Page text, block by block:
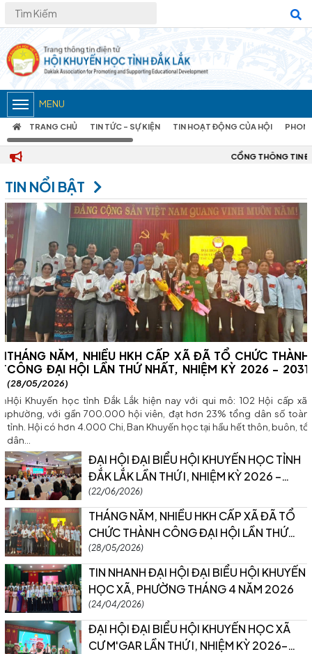
MENU
TRANG CHỦ TIN TỨC – SỰ KIỆN TIN HOẠT ĐỘNG CỦA HỘI
CỔNG THÔNG TIN ĐIỆN TỬ HỘI KHUYẾN HỌC TỈNH
TIN NỔI BẬT
THÁNG NĂM, NHIỀU HKH CẤP XÃ ĐÃ TỔ CHỨC THÀNH
CÔNG ĐẠI HỘI LẦN THỨ NHẤT, NHIỆM KỲ 2026 - 2031
(28/05/2026)
Hội Khuyến học tỉnh Đắk Lắk hiện nay với qui mô: 102 Hội cấp xã,
phường, với gần 700.000 hội viên, đạt hơn 23% tổng dân số toàn
tỉnh. Hội có hơn 4.000 Chi, Ban Khuyến học tại hầu hết thôn, buôn, tổ
dân...
ĐẠI HỘI ĐẠI BIỂU HỘI KHUYẾN HỌC TỈNH
ĐẮK LẮK LẦN THỨ I, NHIỆM KỲ 2026 –
2031 ĐÃ THÀNH CÔNG RẤT TỐT ĐẸP
(22/06/2026)
THÁNG NĂM, NHIỀU HKH CẤP XÃ ĐÃ TỔ
CHỨC THÀNH CÔNG ĐẠI HỘI LẦN THỨ
NHẤT, NHIỆM KỲ 2026 - 2031
(28/05/2026)
TIN NHANH ĐẠI HỘI ĐẠI BIỂU HỘI KHUYẾN
HỌC XÃ, PHƯỜNG THÁNG 4 NĂM 2026
(24/04/2026)
ĐẠI HỘI ĐẠI BIỂU HỘI KHUYẾN HỌC XÃ
CƯ M'GAR LẦN THỨ I, NHIỆM KỲ 2026–